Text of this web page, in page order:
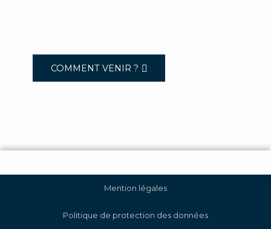
COMMENT VENIR ?
Mention légales
Politique de protection des données